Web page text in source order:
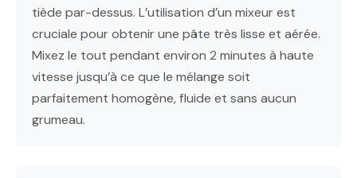
tiède par-dessus. L’utilisation d’un mixeur est
cruciale pour obtenir une pâte très lisse et aérée.
Mixez le tout pendant environ 2 minutes à haute
vitesse jusqu’à ce que le mélange soit
parfaitement homogène, fluide et sans aucun
grumeau.